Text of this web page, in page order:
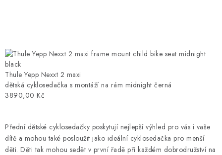
Thule Yepp Nexxt 2 maxi
dětská cyklosedačka s montáží na rám midnight černá
3890,00 Kč
Přední dětské cyklosedačky poskytují nejlepší výhled pro vás i vaše
dítě a mohou také posloužit jako ideální cyklosedačka pro menší
děti. Děti tak mohou sedět v první řadě při každém dobrodružství na